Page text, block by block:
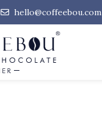
hello@coffeebou.com